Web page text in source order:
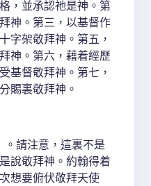
，並承認祂是神。第
神。第三，以基督作
字架敬拜神。第五，
神。第六，藉着經歷
基督敬拜神。第七，
賜裏敬拜神。
。請注意，這裏不是
說敬拜神。約翰得着
想要俯伏敬拜天使